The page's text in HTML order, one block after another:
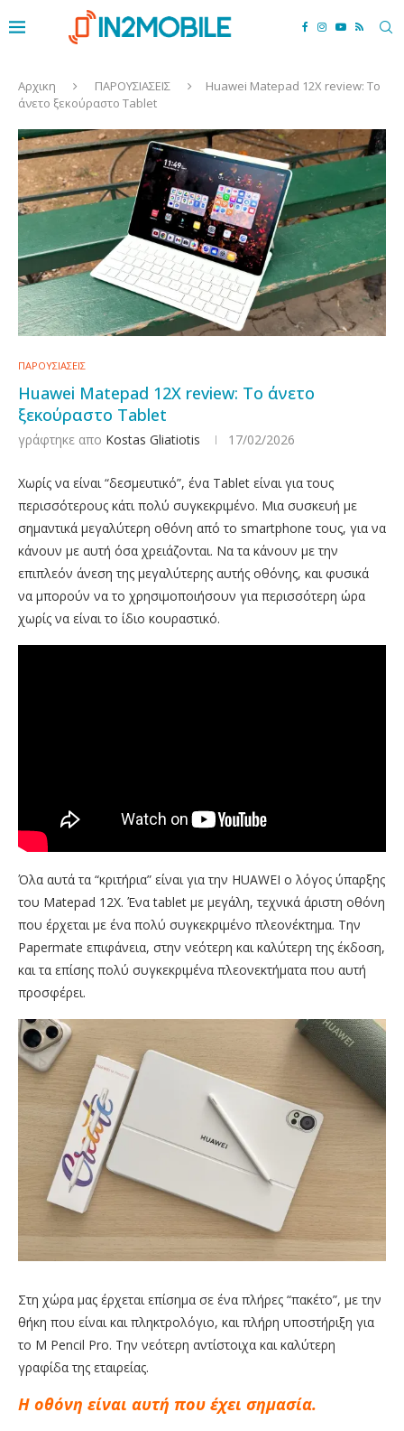
Αρχικη ΠΑΡΟΥΣΙΑΣΕΙΣ
Huawei Matepad 12X review: Το
άνετο ξεκούραστο Tablet
ΠΑΡΟΥΣΙΑΣΕΙΣ
Huawei Matepad 12X review: Το άνετο
ξεκούραστο Tablet
γράφτηκε απο Kostas Gliatiotis 17/02/2026
Χωρίς να είναι “δεσμευτικό”, ένα Tablet είναι για τους
περισσότερους κάτι πολύ συγκεκριμένο. Μια συσκευή με
σημαντικά μεγαλύτερη οθόνη από το smartphone τους, για να
κάνουν με αυτή όσα χρειάζονται. Να τα κάνουν με την
επιπλεόν άνεση της μεγαλύτερης αυτής οθόνης, και φυσικά
να μπορούν να το χρησιμοποιήσουν για περισσότερη ώρα
χωρίς να είναι το ίδιο κουραστικό.
Όλα αυτά τα “κριτήρια” είναι για την HUAWEI ο λόγος ύπαρξης
του Matepad 12X. Ένα tablet με μεγάλη, τεχνικά άριστη οθόνη
που έρχεται με ένα πολύ συγκεκριμένο πλεονέκτημα. Την
Papermate επιφάνεια, στην νεότερη και καλύτερη της έκδοση,
και τα επίσης πολύ συγκεκριμένα πλεονεκτήματα που αυτή
προσφέρει.
Στη χώρα μας έρχεται επίσημα σε ένα πλήρες “πακέτο”, με την
θήκη που είναι και πληκτρολόγιο, και πλήρη υποστήριξη για
το M Pencil Pro. Την νεότερη αντίστοιχα και καλύτερη
γραφίδα της εταιρείας.
Η οθόνη είναι αυτή που έχει σημασία.